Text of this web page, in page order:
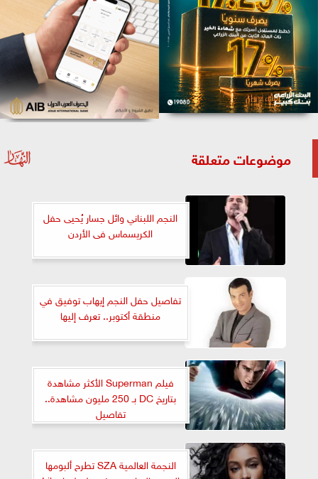
موضوعات متعلقة
النجم اللبناني وائل جسار يُحيى حفل
الكريسماس فى الأردن
تفاصيل حفل النجم إيهاب توفيق في
منطقة أكتوبر.. تعرف إليها
فيلم Superman الأكثر مشاهدة
بتاريخ DC بـ 250 مليون مشاهدة..
تفاصيل
النجمة العالمية SZA تطرح ألبومها